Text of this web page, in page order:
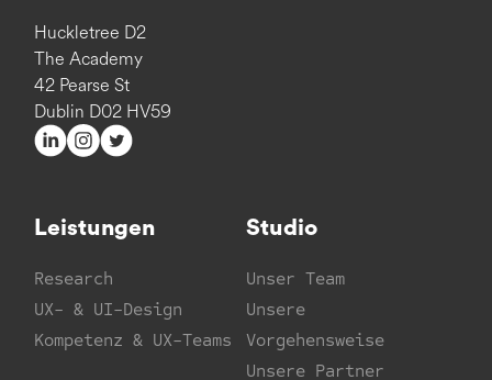
Huckletree D2
The Academy
42 Pearse St
Dublin D02 HV59
Leistungen
Research
UX- & UI-Design
Kompetenz & UX-Teams
Studio
Unser Team
Unsere
Vorgehensweise
Unsere Partner